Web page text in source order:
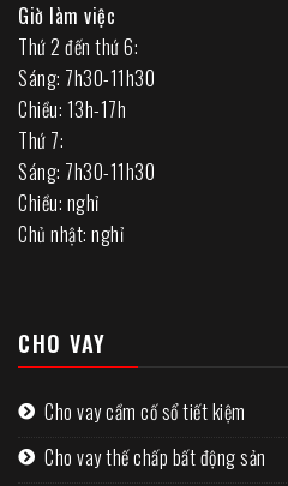
Giờ làm việc
Thứ 2 đến thứ 6:
Sáng: 7h30-11h30
Chiều: 13h-17h
Thứ 7:
Sáng: 7h30-11h30
Chiều: nghỉ
Chủ nhật: nghỉ
CHO VAY
Cho vay cầm cố sổ tiết kiệm
Cho vay thế chấp bất động sản